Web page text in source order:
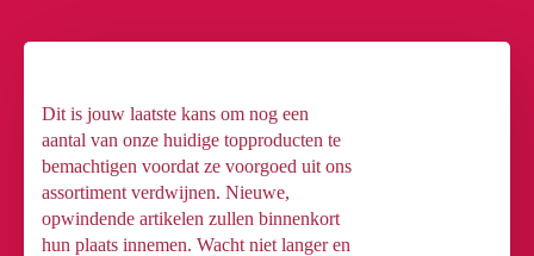
Dit is jouw laatste kans om nog een
aantal van onze huidige topproducten te
bemachtigen voordat ze voorgoed uit ons
assortiment verdwijnen. Nieuwe,
opwindende artikelen zullen binnenkort
hun plaats innemen. Wacht niet langer en